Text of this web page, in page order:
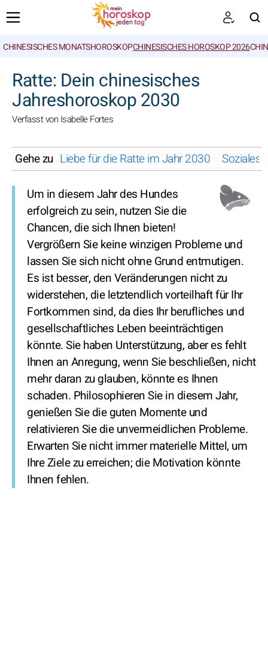
CHINESISCHES MONATSHOROSKOPCHINESISCHES HOROSKOP 2026
Ratte: Dein chinesisches
Jahreshoroskop 2030
Verfasst von Isabelle Fortes
Gehe zu Liebe für die Ratte im Jahr 2030 Soziales
Um in diesem Jahr des Hundes
erfolgreich zu sein, nutzen Sie die
Chancen, die sich Ihnen bieten!
Vergrößern Sie keine winzigen Probleme und
lassen Sie sich nicht ohne Grund entmutigen.
Es ist besser, den Veränderungen nicht zu
widerstehen, die letztendlich vorteilhaft für Ihr
Fortkommen sind, da dies Ihr berufliches und
gesellschaftliches Leben beeinträchtigen
könnte. Sie haben Unterstützung, aber es fehlt
Ihnen an Anregung, wenn Sie beschließen, nicht
mehr daran zu glauben, könnte es Ihnen
schaden. Philosophieren Sie in diesem Jahr,
genießen Sie die guten Momente und
relativieren Sie die unvermeidlichen Probleme.
Erwarten Sie nicht immer materielle Mittel, um
Ihre Ziele zu erreichen; die Motivation könnte
Ihnen fehlen.